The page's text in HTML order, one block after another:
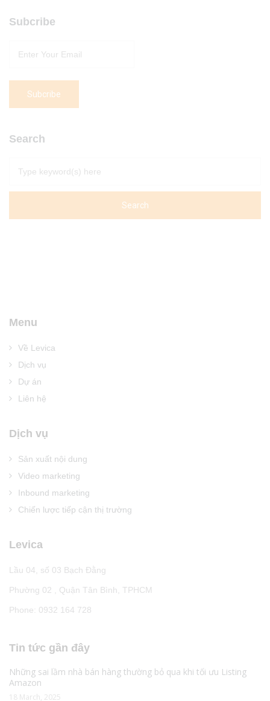
Subcribe
Search
Menu
Về Levica
Dịch vụ
Dự án
Liên hệ
Dịch vụ
Sản xuất nội dung
Video marketing
Inbound marketing
Chiến lược tiếp cận thị trường
Levica
Lầu 04, số 03 Bạch Đằng
Phường 02 , Quận Tân Bình, TPHCM
Phone: 0932 164 728
Tin tức gần đây
Những sai lầm nhà bán hàng thường bỏ qua khi tối ưu Listing
Amazon
18 March, 2025